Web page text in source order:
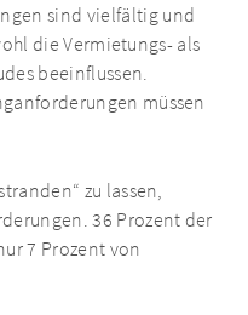
sind vielfältig und
die Vermietungs- als
beeinflussen.
müssen
zu lassen,
36 Prozent der
7 Prozent von